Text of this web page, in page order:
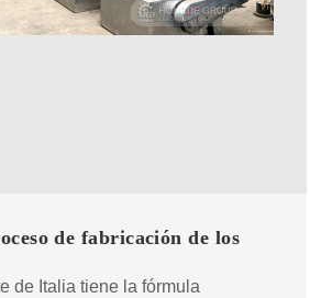
de fabricación de los
de Italia tiene la fórmula